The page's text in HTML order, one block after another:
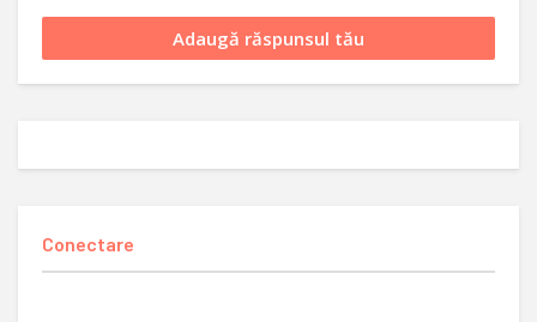
Conectare